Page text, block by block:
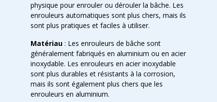
physique pour enrouler ou dérouler la bâche. Les
enrouleurs automatiques sont plus chers, mais ils
sont plus pratiques et faciles à utiliser.
Matériau: Les enrouleurs de bâche sont
généralement fabriqués en aluminium ou en acier
inoxydable. Les enrouleurs en acier inoxydable
sont plus durables et résistants à la corrosion,
mais ils sont également plus chers que les
enrouleurs en aluminium.